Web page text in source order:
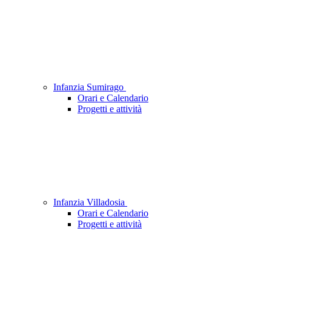
Infanzia Sumirago
Orari e Calendario
Progetti e attività
Infanzia Villadosia
Orari e Calendario
Progetti e attività